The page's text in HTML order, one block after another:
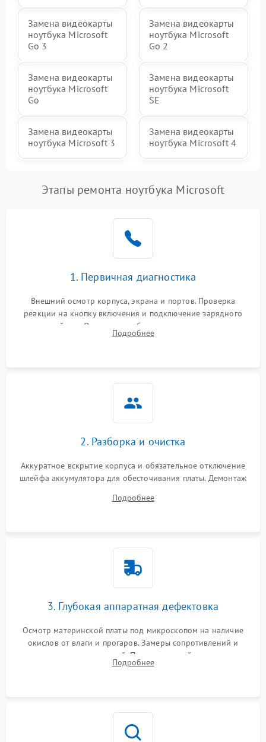
Замена видеокарты
ноутбука Microsoft
Go 3
Замена видеокарты
ноутбука Microsoft
Go 2
Замена видеокарты
ноутбука Microsoft
Go
Замена видеокарты
ноутбука Microsoft
SE
Замена видеокарты
ноутбука Microsoft 3
Замена видеокарты
ноутбука Microsoft 4
Этапы ремонта ноутбука Microsoft
1. Первичная диагностика
Внешний осмотр корпуса, экрана и портов. Проверка
реакции на кнопку включения и подключение зарядного
устройства. Оценка потребления тока с помощью
лабораторного блока питания для локализации проблемы.
Подробнее
2. Разборка и очистка
Аккуратное вскрытие корпуса и обязательное отключение
шлейфа аккумулятора для обесточивания платы. Демонтаж
высохшей термопасты с кристаллов чипов.
Подробнее
3. Глубокая аппаратная дефектовка
Осмотр материнской платы под микроскопом на наличие
окислов от влаги и прогаров. Замеры сопротивлений и
дежурных напряжений. Проверка цепей питания,
мультиконтроллера, процессора и видеочипа.
Подробнее